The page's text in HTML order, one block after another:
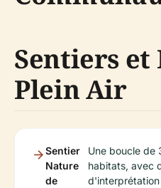
Sentiers et
Plein Air
Sentier
Nature
de
Une boucle de
habitats, avec